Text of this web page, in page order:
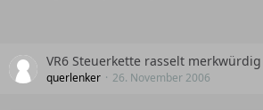
VR6 Steuerkette rasselt merkwürdig
querlenker 26. November 2006